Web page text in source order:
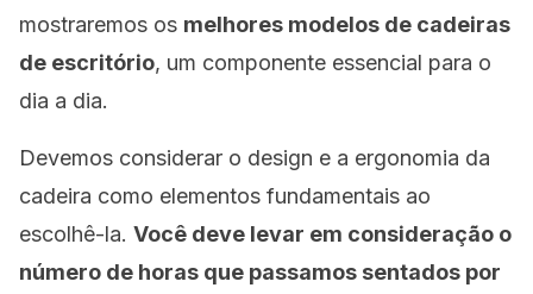
mostraremos os melhores modelos de cadeiras
de escritório, um componente essencial para o
dia a dia.
Devemos considerar o design e a ergonomia da
cadeira como elementos fundamentais ao
escolhê-la. Você deve levar em consideração o
número de horas que passamos sentados por